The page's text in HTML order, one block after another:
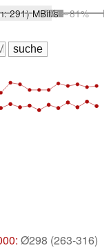
291)MBit/s∼81%
Ø298 (263-316)